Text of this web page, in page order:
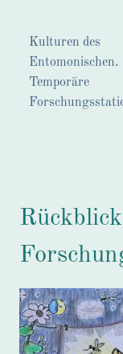
Kulturen des
Entomonischen.
Temporäre